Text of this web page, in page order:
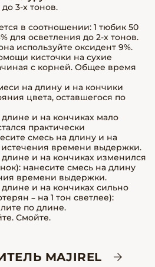
3-х тонов.
в соотношении: 1 тюбик 50
для осветления до 2-х тонов.
используйте оксидент 9%.
кисточки на сухие
с корней. Общее время
на длину и на кончики
цвета, оставшегося по
длине и на кончиках мало
практически
смесь на длину и на
истечения времени выдержки.
длине и на кончиках изменился
нанесите смесь на длину
времени выдержки.
и на кончиках сильно
– на 1 тон светлее):
по длине.
Смойте.
MAJIREL